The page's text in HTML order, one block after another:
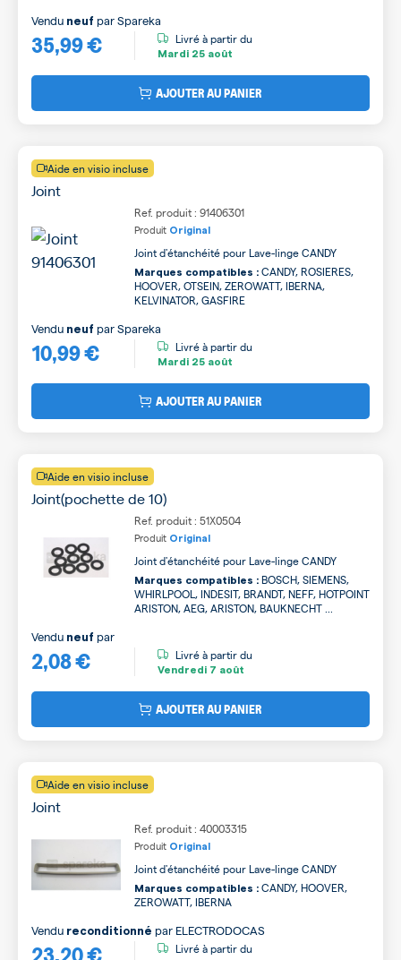
35,99 €
Vendu neuf parSpareka
Livré à partir du
Mardi 25 août
AJOUTER AU PANIER
Aide en visio incluse
Joint
Ref. produit : 91406301
Produit Original
Joint d'étanchéité pour Lave-linge CANDY
Marques compatibles : CANDY, ROSIERES,
HOOVER, OTSEIN, ZEROWATT, IBERNA,
KELVINATOR, GASFIRE
10,99 €
Vendu neuf parSpareka
Livré à partir du
Mardi 25 août
AJOUTER AU PANIER
Aide en visio incluse
Joint(pochette de 10)
Ref. produit : 51X0504
Produit Original
Joint d'étanchéité pour Lave-linge CANDY
Marques compatibles : BOSCH, SIEMENS,
WHIRLPOOL, INDESIT, BRANDT, NEFF, HOTPOINT
ARISTON, AEG, ARISTON, BAUKNECHT ...
2,08 €
Vendu neuf par
Livré à partir du
Vendredi 7 août
AJOUTER AU PANIER
Aide en visio incluse
Joint
Ref. produit : 40003315
Produit Original
Joint d'étanchéité pour Lave-linge CANDY
Marques compatibles : CANDY, HOOVER,
ZEROWATT, IBERNA
23,20 €
Vendu reconditionné par ELECTRODOCAS
Livré à partir du